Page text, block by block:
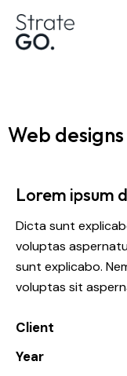
Web designs
Lorem ipsum
Dicta sunt
voluptas
sunt explicabo.
voluptas sit
Client
Year